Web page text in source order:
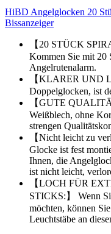
HiBD Angelglocken 20
Bissanzeiger
【20 STÜCK
Kommen Sie mit 20
Angelrutenalarm.
【KLARER UND
Doppelglocken, ist
【GUTE
Weißblech, ohne
strengen
【Nicht leicht zu
Glocke ist fest
Ihnen, die
ist nicht leicht,
【LOCH FÜR
STICKS:】 Wenn
möchten, können
Leuchtstäbe an